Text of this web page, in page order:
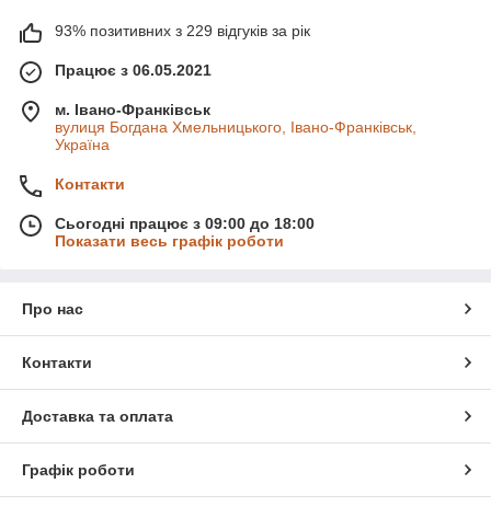
93% позитивних з 229 відгуків за рік
Працює з 06.05.2021
м. Івано-Франківськ
вулиця Богдана Хмельницького, Івано-Франківськ,
Україна
Контакти
Сьогодні працює з 09:00 до 18:00
Показати весь графік роботи
Про нас
Контакти
Доставка та оплата
Графік роботи